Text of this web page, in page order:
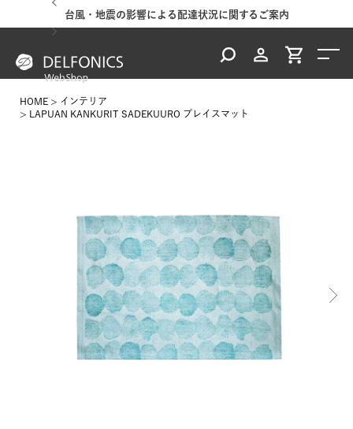
台風・地震の影響による配達状況に関するご案内
HOME
インテリア
LAPUAN KANKURIT SADEKUURO プレイスマット